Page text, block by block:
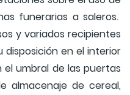
funerarias a saleros.
y variados recipientes
en el interior
el umbral de las puertas
almacenaje de cereal,